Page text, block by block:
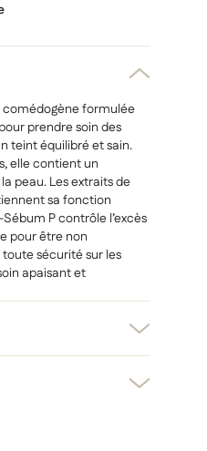
comédogène formulée
prendre soin des
teint équilibré et sain.
elle contient un
peau. Les extraits de
sa fonction
P contrôle l’excès
pour être non
sécurité sur les
apaisant et